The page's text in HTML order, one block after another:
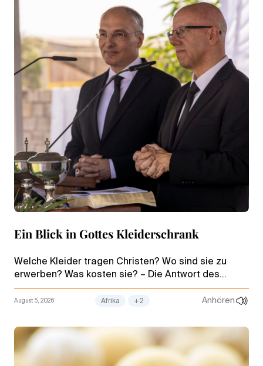
Ein Blick in Gottes Kleiderschrank
Welche Kleider tragen Christen? Wo sind sie zu
erwerben? Was kosten sie? – Die Antwort des
Stammapostels überrascht: „Sie sind bereits da,
zieh sie an.“
August 5, 2026 Afrika +2 Anhören